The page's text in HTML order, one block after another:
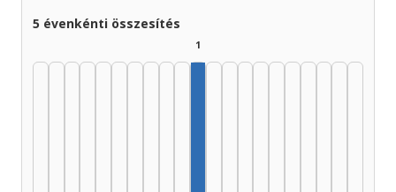
5 évenkénti összesítés
1